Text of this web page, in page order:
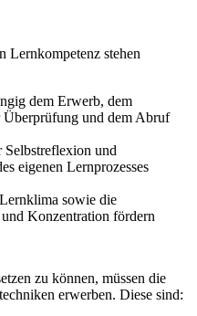
stehen
dem Erwerb, dem
Überprüfung und dem Abruf
Selbstreflexion und
eigenen Lernprozesses
sowie die
Konzentration fördern
zu können, müssen die
erwerben. Diese sind: